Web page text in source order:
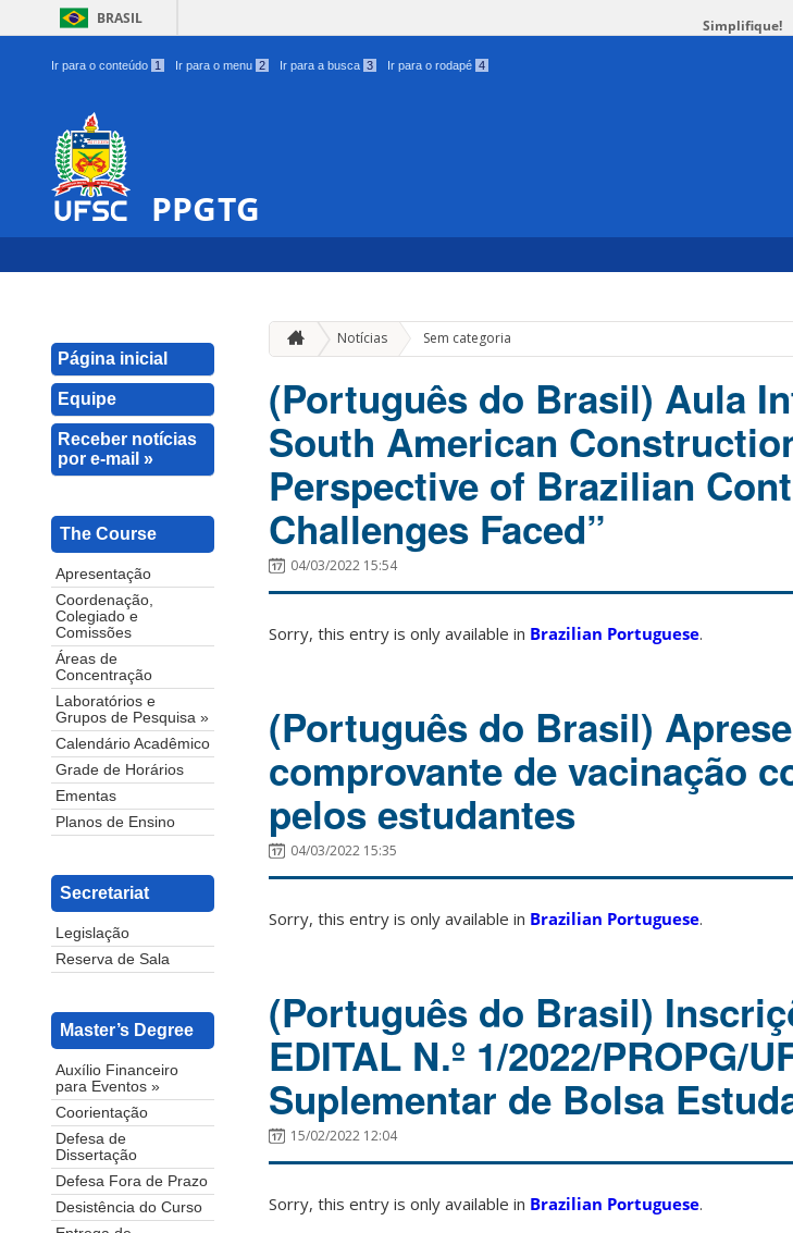
BRASIL Simplifique!
Ir para o conteúdo 1 Ir para o menu 2 Ir para a busca 3 Ir para o rodapé 4
PPGTG
Página inicial
Equipe
Receber notícias
por e-mail »
The Course
Apresentação
Coordenação,
Colegiado e
Comissões
Áreas de
Concentração
Laboratórios e
Grupos de Pesquisa »
Calendário Acadêmico
Grade de Horários
Ementas
Planos de Ensino
Secretariat
Legislação
Reserva de Sala
Master’s Degree
Auxílio Financeiro
para Eventos »
Coorientação
Defesa de
Dissertação
Defesa Fora de Prazo
Desistência do Curso
Notícias Sem categoria
(Português do Brasil) Aula
South American
Perspective of Brazilian
Challenges Faced”
04/03/2022 15:54
Sorry, this entry is only available in Brazilian Portuguese.
(Português do Brasil)
comprovante de vacinação
pelos estudantes
04/03/2022 15:35
Sorry, this entry is only available in Brazilian Portuguese.
(Português do Brasil)
EDITAL N.º 1/2022/PROPG/
Suplementar de Bolsa
15/02/2022 12:04
Sorry, this entry is only available in Brazilian Portuguese.